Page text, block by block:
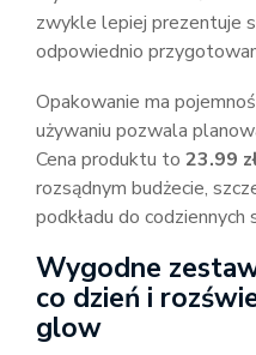
zwykle lepiej prezentuje
odpowiednio
Opakowanie ma
używaniu pozwala
Cena produktu to 23.99
rozsądnym budżecie,
podkładu do codziennych
Wygodne
co dzień i
glow